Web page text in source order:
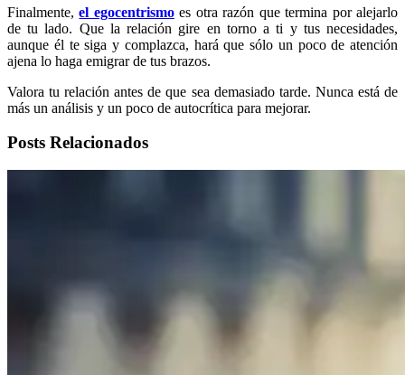
Finalmente,el egocentrismoes otra razón que termina por alejarlo
de tu lado. Que la relación gire en torno a ti y tus necesidades,
aunque él te siga y complazca, hará que sólo un poco de atención
ajena lo haga emigrar de tus brazos.
Valora tu relación antes de que sea demasiado tarde. Nunca está de
más un análisis y un poco de autocrítica para mejorar.
Posts Relacionados